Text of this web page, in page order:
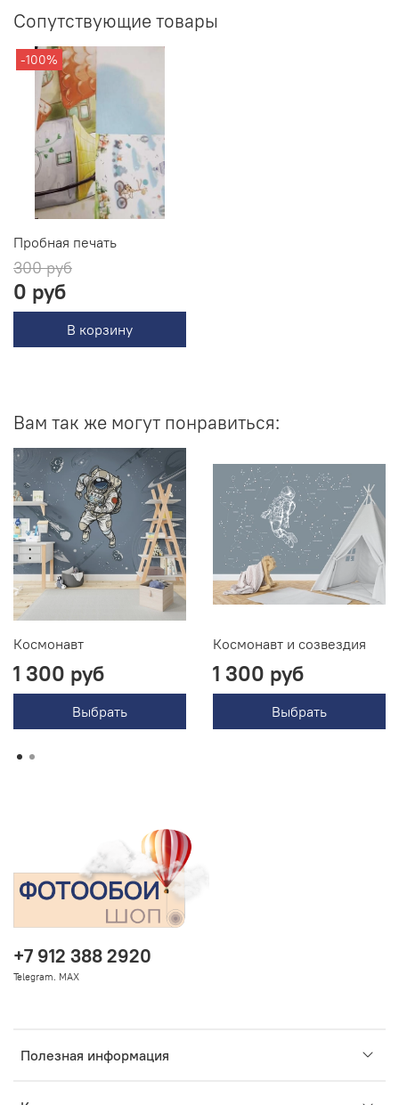
Сопутствующие товары
-100%
Пробная печать
300 руб
0 руб
В корзину
Вам так же могут понравиться:
Космонавт
1 300 руб
Выбрать
Космонавт и созвездия
1 300 руб
Выбрать
Полезная информация
+7 912 388 2920
Telegram. MAX